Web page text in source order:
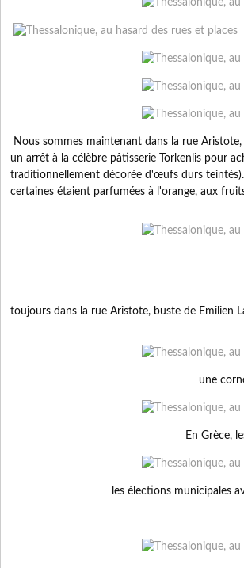
Nous sommes maintenant dans la rue
un arrêt à la célèbre pâtisserie Torkenlis pour
traditionnellement décorée d'œufs durs
certaines étaient parfumées à l'orange, aux
toujours dans la rue Aristote, buste de Emilien
une
En Grèce,
les élections municipales